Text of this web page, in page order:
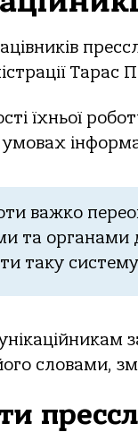
Тарас
їхньої
важко
та органами
таку
словами,